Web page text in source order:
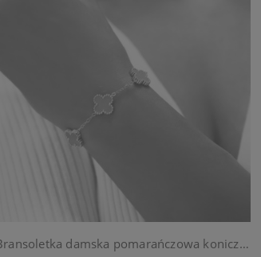
Bransoletka damska pomarańczowa koniczynka ze stali szlachetnej